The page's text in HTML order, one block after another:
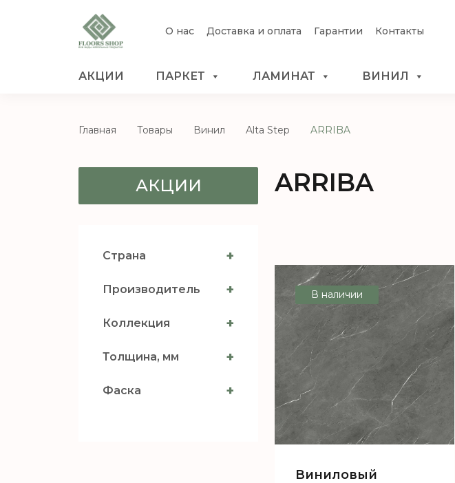
О нас Доставка и оплата Гарантии Контакты
АКЦИИ ПАРКЕТ ЛАМИНАТ ВИНИЛ
Главная Товары Винил Alta Step ARRIBA
АКЦИИ
Страна +
Производитель +
Коллекция +
Толщина, мм +
Фаска +
ARRIBA
В наличии
Виниловый